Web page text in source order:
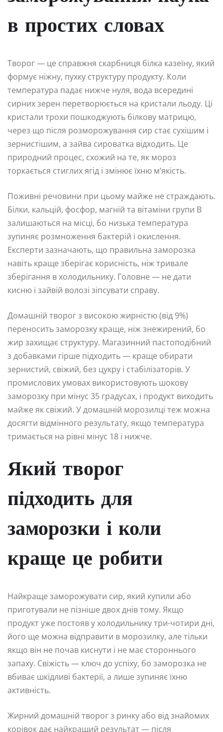
в простих словах
Творог — це справжня скарбниця білка казеїну, який
формує ніжну, пухку структуру продукту. Коли
температура падає нижче нуля, вода всередині
сирних зерен перетворюється на кристали льоду. Ці
кристали трохи пошкоджують білкову матрицю,
через що після розморожування сир стає сухішим і
зернистішим, а зайва сироватка відходить. Це
природний процес, схожий на те, як мороз
торкається стиглих ягід і змінює їхню м’якість.
Поживні речовини при цьому майже не страждають.
Білки, кальцій, фосфор, магній та вітаміни групи B
залишаються на місці, бо низька температура
зупиняє розмноження бактерій і окислення.
Експерти зазначають, що правильна заморозка
навіть краще зберігає корисність, ніж тривале
зберігання в холодильнику. Головне — не дати
кисню і зайвій волозі зіпсувати справу.
Домашній творог з високою жирністю (від 9%)
переносить заморозку краще, ніж знежирений, бо
жир захищає структуру. Магазинний пастоподібний
з добавками гірше підходить — краще обирати
зернистий, свіжий, без цукру і стабілізаторів. У
промислових умовах використовують шокову
заморозку при мінус 35 градусах, і продукт виходить
майже як свіжий. У домашній морозилці теж можна
досягти відмінного результату, якщо температура
тримається на рівні мінус 18 і нижче.
Який творог
підходить для
заморозки і коли
краще це робити
Найкраще заморожувати сир, який купили або
приготували не пізніше двох днів тому. Якщо
продукт уже постояв у холодильнику три-чотири дні,
його ще можна відправити в морозилку, але тільки
якщо він не почав киснути і не має стороннього
запаху. Свіжість — ключ до успіху, бо заморозка не
вбиває шкідливі бактерії, а лише зупиняє їхню
активність.
Жирний домашній творог з ринку або від знайомих
корівок дає найкращий результат — після